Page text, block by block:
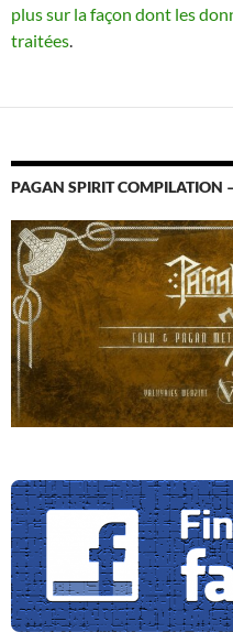
plus sur la façon dont les
traitées.
PAGAN SPIRIT COMPILATION